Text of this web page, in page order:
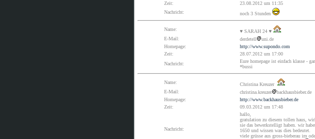
Zeit:
23.08.2012 um 11:35
Nachricht:
noch 3 Stunden
Name:
♥ SARAH 24 ♥
E-Mail:
derdetell
uni.de
Homepage:
http://www.supondo.com
Zeit:
28.07.2012 um 17:00
Nachricht:
Eure homepage ist einfach klasse -
*bussi
Name:
Christina Kreuzer
E-Mail:
christina.kreuzer
backhausbieber.de
Homepage:
http://www.backhausbieber.de
Zeit:
09.03.2012 um 17:48
Nachricht:
hallo,
gratulation zu diesem tollen haus,
sie das bewerkstelligt haben. wir
1650 und wissen was dies bedeutet.
viele grüsse aus gross-bieberau im